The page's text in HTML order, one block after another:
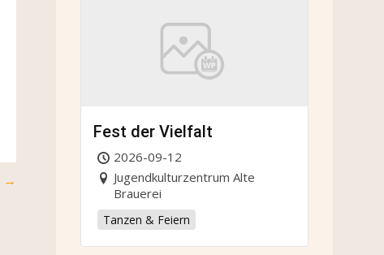
→
Fest der Vielfalt
2026-09-12
Jugendkulturzentrum Alte
Brauerei
Tanzen & Feiern